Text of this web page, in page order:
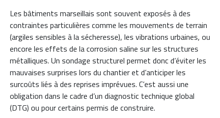
Les bâtiments marseillais sont souvent exposés à des
contraintes particulières comme les mouvements de terrain
(argiles sensibles à la sécheresse), les vibrations urbaines, ou
encore les effets de la corrosion saline sur les structures
métalliques. Un sondage structurel permet donc d’éviter les
mauvaises surprises lors du chantier et d’anticiper les
surcoûts liés à des reprises imprévues. C’est aussi une
obligation dans le cadre d’un diagnostic technique global
(DTG) ou pour certains permis de construire.